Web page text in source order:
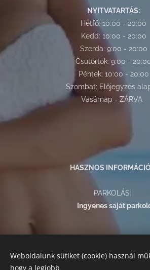
NYITVATARTÁS:
Hétfő: 10:00 - 20:00
Kedd: 10:00 - 20:00
Szerda: 9:00 - 20:00
Csütörtök: 9:00 -
Péntek: 10:00 - 20:00
Szombat: Előjegyzés
Vasárnap - ZÁRVA
HASZNOS
PARKOLÁS:
Ingyenes saját
Az alábbi módokon egyenlítheti ki
Weboldalunk sütiket (cookie) használ
hogy a legjobb